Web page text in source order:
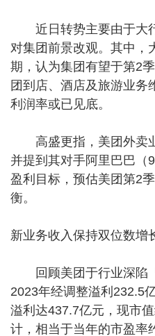
近日转势主要由于大
对集团前景改观。其中，
期，认为集团有望于第2
团到店、酒店及旅游业务
利润率或已见底。
高盛更指，美团外卖业
并提到其对手阿里巴巴（
盈利目标，预估美团第2
衡。
新业务收入保持双位数增
回顾美团于行业深陷
2023年经调整溢利232.5
溢利达437.7亿元，现市
计，相当于当年的市盈率